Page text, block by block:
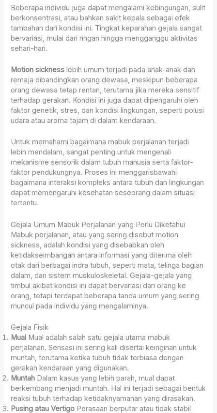
Beberapa individu juga dapat mengalami kebingungan, sulit
berkonsentrasi, atau bahkan sakit kepala sebagai efek
tambahan dari kondisi ini. Tingkat keparahan gejala sangat
bervariasi, mulai dari ringan hingga mengganggu aktivitas
sehari-hari.
Motion sickness lebih umum terjadi pada anak-anak dan
remaja dibandingkan orang dewasa, meskipun beberapa
orang dewasa tetap rentan, terutama jika mereka sensitif
terhadap gerakan. Kondisi ini juga dapat dipengaruhi oleh
faktor genetik, stres, dan kondisi lingkungan, seperti polusi
udara atau aroma tajam di dalam kendaraan.
Untuk memahami bagaimana mabuk perjalanan terjadi
lebih mendalam, sangat penting untuk mengenali
mekanisme sensorik dalam tubuh manusia serta faktor-
faktor pendukungnya. Proses ini menggarisbawahi
bagaimana interaksi kompleks antara tubuh dan lingkungan
dapat memengaruhi kesehatan seseorang dalam situasi
tertentu.
Gejala Umum Mabuk Perjalanan yang Perlu Diketahui
Mabuk perjalanan, atau yang sering disebut motion
sickness, adalah kondisi yang disebabkan oleh
ketidakseimbangan antara informasi yang diterima oleh
otak dari berbagai indra tubuh, seperti mata, telinga bagian
dalam, dan sistem muskuloskeletal. Gejala-gejala yang
timbul akibat kondisi ini dapat bervariasi dari orang ke
orang, tetapi terdapat beberapa tanda umum yang sering
muncul pada individu yang mengalaminya.
Gejala Fisik
Mual Mual adalah salah satu gejala utama mabuk
perjalanan. Sensasi ini sering kali disertai keinginan untuk
muntah, terutama ketika tubuh tidak terbiasa dengan
gerakan kendaraan yang digunakan.
Muntah Dalam kasus yang lebih parah, mual dapat
berkembang menjadi muntah. Hal ini terjadi sebagai bentuk
reaksi tubuh terhadap ketidaknyamanan yang dirasakan.
Pusing atau Vertigo Perasaan berputar atau tidak stabil